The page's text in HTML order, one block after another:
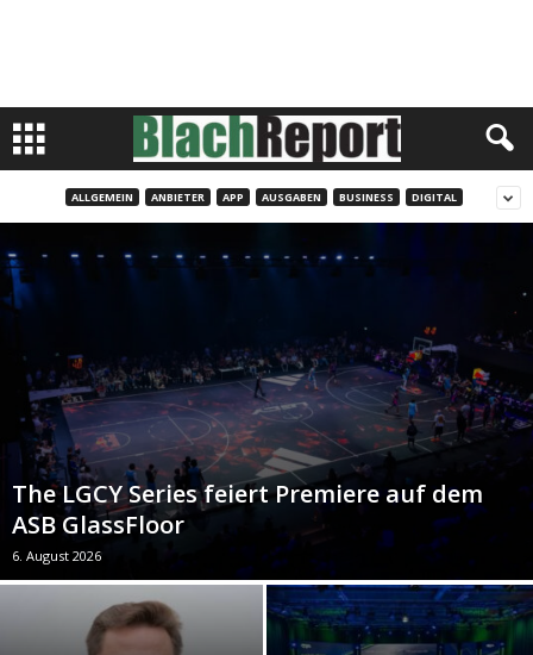
ALLGEMEIN ANBIETER APP AUSGABEN BUSINESS DIGITAL
The LGCY Series feiert Premiere auf dem
ASB GlassFloor
6. August 2026